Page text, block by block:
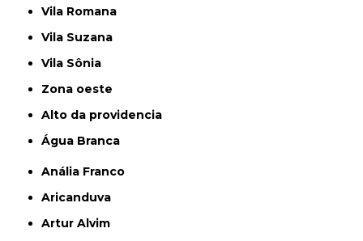
Vila Romana
Vila Suzana
Vila Sônia
Zona oeste
alto da providencia
Água Branca
Anália Franco
Aricanduva
Artur Alvim